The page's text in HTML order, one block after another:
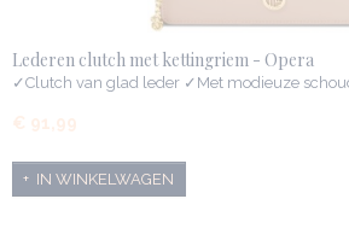
Lederen clutch met kettingriem - Opera
✓Clutch van glad leder ✓Met modieuze
€ 91,99
IN WINKELWAGEN